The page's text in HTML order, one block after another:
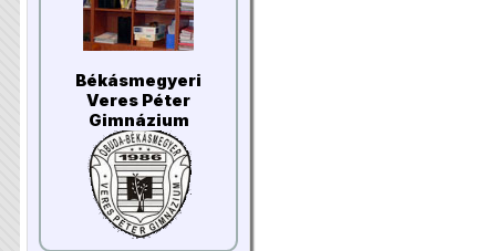
Békásmegyeri
Veres Péter
Gimnázium